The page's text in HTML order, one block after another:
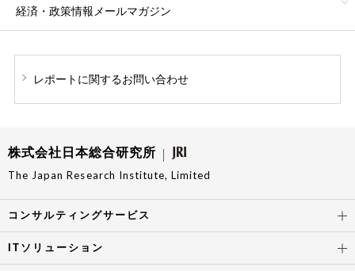
経済・政策情報 メールマガジン
レポートに関するお問い合わせ
株式会社日本総合研究所
The Japan Research Institute, Limited
コンサルティングサービス
ITソリューション